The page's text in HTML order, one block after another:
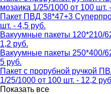
мозаика 1/25/1000 от 100 шт.
Пакет ПВД 38*47+3
шт. - 4,5 руб.
Вакуумные пакеты 120*210/
1,2 руб.
Вакуумные пакеты 250*400/
5 руб.
Пакет с прорубной ручкой
1/25/1000 от 100 шт. - 12,2
Показать все